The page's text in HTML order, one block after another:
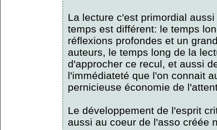
La lecture c'est primordial
temps est différent: le temps
réflexions profondes et un
auteurs, le temps long de la
d'approcher ce recul, et aussi
l'immédiateté que l'on connait
pernicieuse économie de
Le développement de l'esprit
aussi au coeur de l'asso créée